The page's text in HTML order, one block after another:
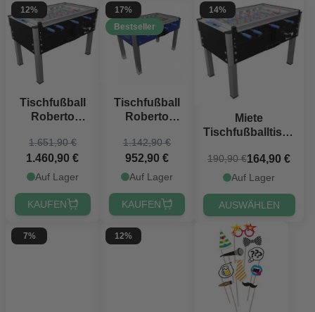
12%
Tischfußball
Roberto
1.651,90 €
1.460,90 €
Auf Lager
KAUFEN
17%
Bestseller
Tischfußball
Roberto
Cover
1.142,90 €
952,90 €
Auf Lager
KAUFEN
14%
Miete
Tischfußballtisch
190,90 €164,90 €
Auf Lager
AUSWÄHLEN
7% 12%